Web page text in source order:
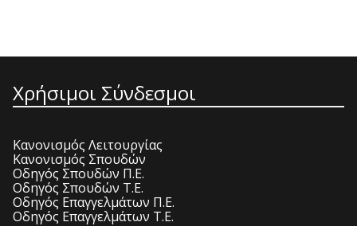
Χρήσιμοι Σύνδεσμοι
Κανονισμός Λειτουργίας
Κανονισμός Σπουδών
Οδηγός Σπουδών Π.Ε.
Οδηγός Σπουδών Τ.Ε.
Οδηγός Επαγγελμάτων Π.Ε.
Οδηγός Επαγγελμάτων Τ.Ε.